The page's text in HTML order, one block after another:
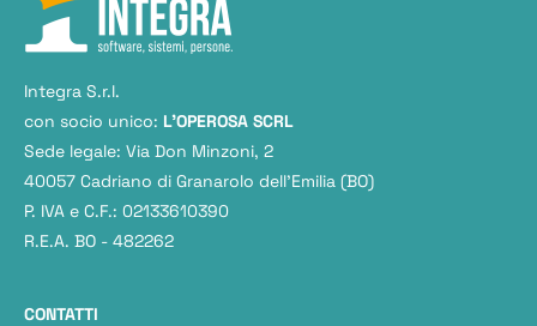
Integra S.r.l.
con socio unico: L'OPEROSA SCRL
Sede legale: Via Don Minzoni, 2
40057 Cadriano di Granarolo dell’Emilia (BO)
P. IVA e C.F.: 02133610390
R.E.A. BO - 482262
CONTATTI